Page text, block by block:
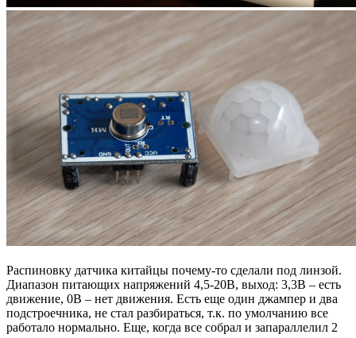
Распиновку датчика китайцы почему-то сделали под линзой.
Диапазон питающих напряжений 4,5-20В, выход: 3,3В – есть
движение, 0В – нет движения. Есть еще один джампер и два
подстроечника, не стал разбираться, т.к. по умолчанию все
работало нормально. Еще, когда все собрал и запараллелил 2